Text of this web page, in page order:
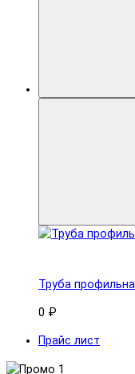
Труба
0 ₽
Прайс лист